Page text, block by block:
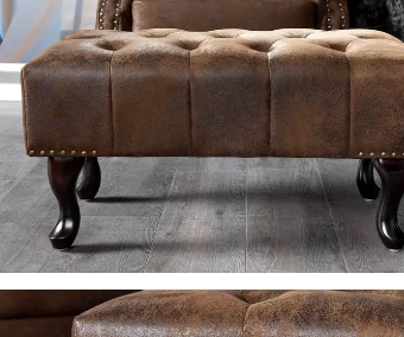
RIESS-AMBIENTE